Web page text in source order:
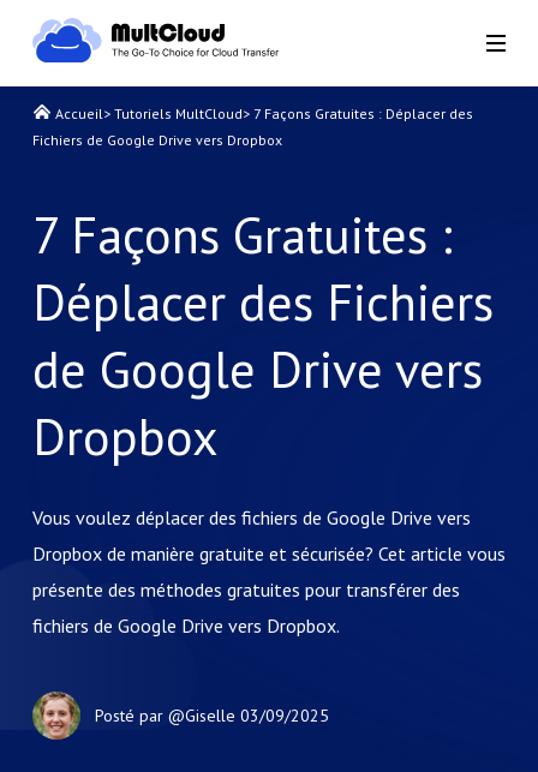
Accueil> Tutoriels MultCloud> 7 Façons Gratuites : Déplacer des
Fichiers de Google Drive vers Dropbox
7 Façons Gratuites :
Déplacer des Fichiers
de Google Drive vers
Dropbox
Vous voulez déplacer des fichiers de Google Drive vers
Dropbox de manière gratuite et sécurisée? Cet article vous
présente des méthodes gratuites pour transférer des
fichiers de Google Drive vers Dropbox.
Posté par @Giselle 03/09/2025